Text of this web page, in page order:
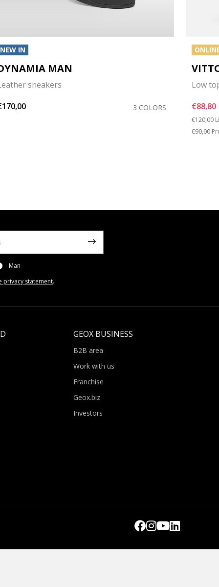
NEW IN
MAN
sneakers
3 COLORS
Low
€88,80
Price
€120,00
€90,00
Man
privacy statement.
GEOX BUSINESS
B2B area
Work with us
Franchise
Geox.biz
Investors